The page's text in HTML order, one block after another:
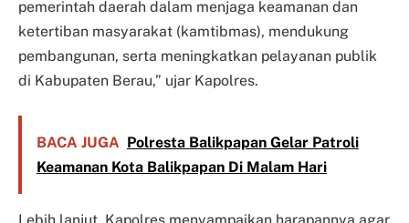
pemerintah daerah dalam menjaga keamanan dan
ketertiban masyarakat (kamtibmas), mendukung
pembangunan, serta meningkatkan pelayanan publik
di Kabupaten Berau,” ujar Kapolres.
BACA JUGA Polresta Balikpapan Gelar Patroli
Keamanan Kota Balikpapan Di Malam Hari